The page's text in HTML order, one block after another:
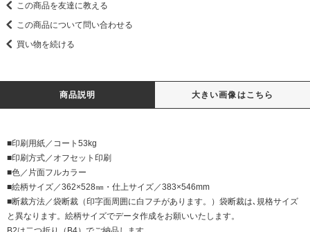
この商品を友達に教える
この商品について問い合わせる
買い物を続ける
商品説明 大きい画像はこちら
■印刷用紙／コート53kg
■印刷方式／オフセット印刷
■色／片面フルカラー
■絵柄サイズ／362×528㎜・仕上サイズ／383×546mm
■断裁方法／袋断裁（印字面周囲に白フチがあります。）袋断裁は､規格サイズ
と異なります。絵柄サイズでデータ作成をお願いいたします。